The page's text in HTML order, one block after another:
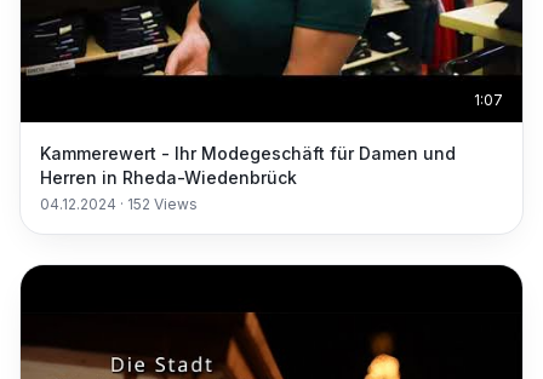
1:07
Kammerewert - Ihr Modegeschäft für Damen und
Herren in Rheda-Wiedenbrück
04.12.2024 · 152 Views